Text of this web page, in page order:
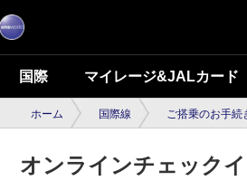
国際 マイレージ&JALカード
ホーム 国際線 ご搭乗のお手続
オンラインチェック